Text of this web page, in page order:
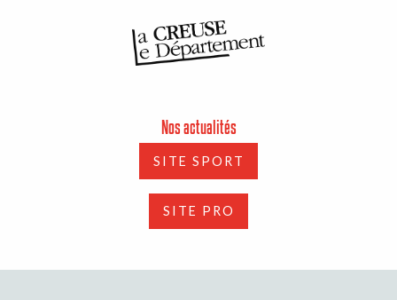
Nos actualités
SITE SPORT
SITE PRO